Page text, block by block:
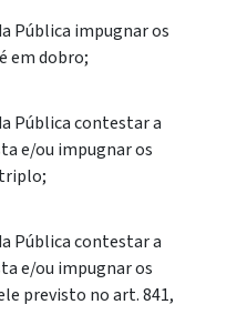
Pública impugnar os
em dobro;
Pública contestar a
e/ou impugnar os
Pública contestar a
e/ou impugnar os
previsto no art. 841,